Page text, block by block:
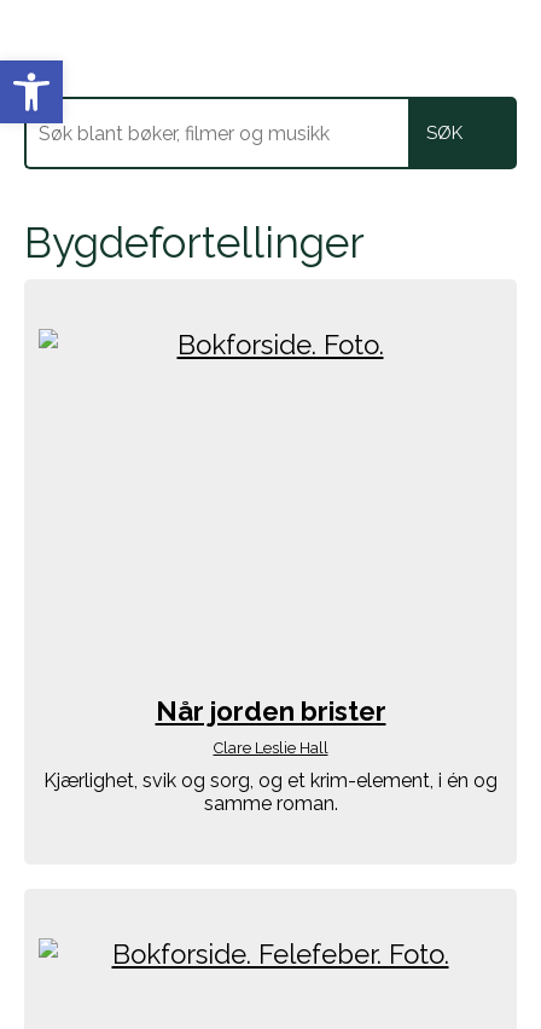
Bygdefortellinger
Når jorden brister
Clare Leslie Hall
Kjærlighet, svik og sorg, og et krim-element, i én og
samme roman.
Vis verktøylinjen